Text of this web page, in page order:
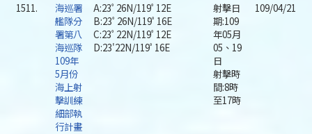
1511.
海巡署
艦隊分
署第八
海巡隊
109年
5月份
海上射
擊訓練
細部執
行計畫
A:23ﾟ26N/119ﾟ12E
B:23ﾟ26N/119ﾟ16E
C:23ﾟ22N/119ﾟ12E
D:23'22N/119ﾟ16E
射擊日
期:109
年05月
05、19
日
射擊時
間:8時
至17時
109/04/21